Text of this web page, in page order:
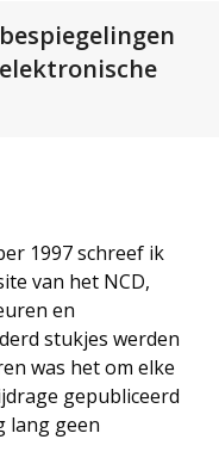
1997 schreef ik
van het NCD,
en
stukjes werden
was het om elke
gepubliceerd
lang geen